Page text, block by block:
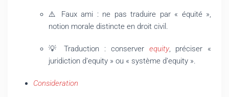
⚠️ Faux ami : ne pas traduire par « équité »,
notion morale distincte en droit civil.
💡 Traduction : conserver equity, préciser «
juridiction d’equity » ou « système d’equity ».
Consideration